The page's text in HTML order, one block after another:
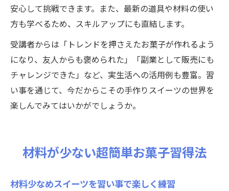
安心して挑戦できます。また、最新の道具や材料の使い
方も学べるため、スキルアップにも直結します。
受講者からは「トレンドを押さえたお菓子が作れるよう
になり、友人からも褒められた」「副業として販売にも
チャレンジできた」など、実生活への活用例も豊富。習
い事を通じて、今だからこその手作りスイーツの世界を
楽しんでみてはいかがでしょうか。
材料が少ない超簡単お菓子習得法
材料少なめスイーツを習い事で楽しく練習